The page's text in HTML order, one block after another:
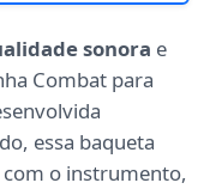
sonora e
Combat para
essa baqueta
com o instrumento,